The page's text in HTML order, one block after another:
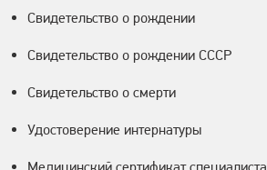
Свидетельство о рождении
Свидетельство о рождении СССР
Свидетельство о смерти
Удостоверение интернатуры